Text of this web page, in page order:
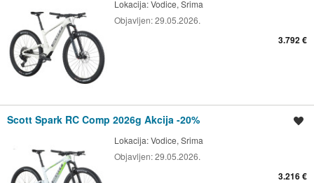
Lokacija:Vodice, Srima
Objavljen:29.05.2026.
3.792 €
Scott Spark RC Comp 2026g Akcija -20%
Lokacija:Vodice, Srima
Objavljen:29.05.2026.
3.216 €